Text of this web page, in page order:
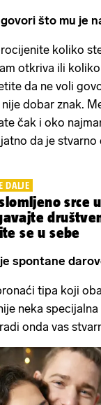
što mu je
koliko
otkriva ili
da ne voli
dobar znak.
čak i oko
da je stvarno
DALJE
srce
se u sebe
spontane
tipa koji
neka
onda vas